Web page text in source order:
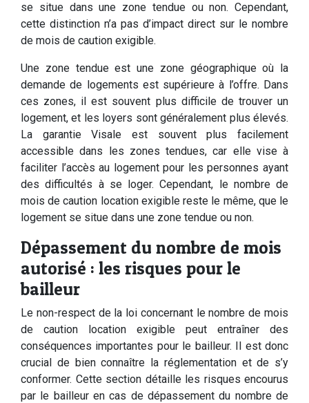
se situe dans une zone tendue ou non. Cependant,
cette distinction n’a pas d’impact direct sur le nombre
de mois de caution exigible.
Une zone tendue est une zone géographique où la
demande de logements est supérieure à l’offre. Dans
ces zones, il est souvent plus difficile de trouver un
logement, et les loyers sont généralement plus élevés.
La garantie Visale est souvent plus facilement
accessible dans les zones tendues, car elle vise à
faciliter l’accès au logement pour les personnes ayant
des difficultés à se loger. Cependant, le nombre de
mois de caution location exigible reste le même, que le
logement se situe dans une zone tendue ou non.
Dépassement du nombre de mois
autorisé : les risques pour le
bailleur
Le non-respect de la loi concernant le nombre de mois
de caution location exigible peut entraîner des
conséquences importantes pour le bailleur. Il est donc
crucial de bien connaître la réglementation et de s’y
conformer. Cette section détaille les risques encourus
par le bailleur en cas de dépassement du nombre de